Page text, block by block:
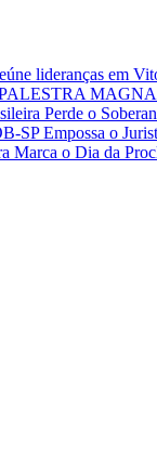
lideranças em
Perde o
SP Empossa o
Marca o Dia da